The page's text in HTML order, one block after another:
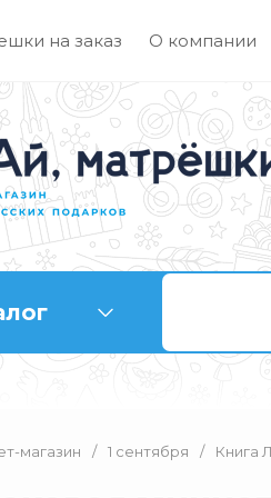
на заказ О компании
магазин / 1 сентября / Книга